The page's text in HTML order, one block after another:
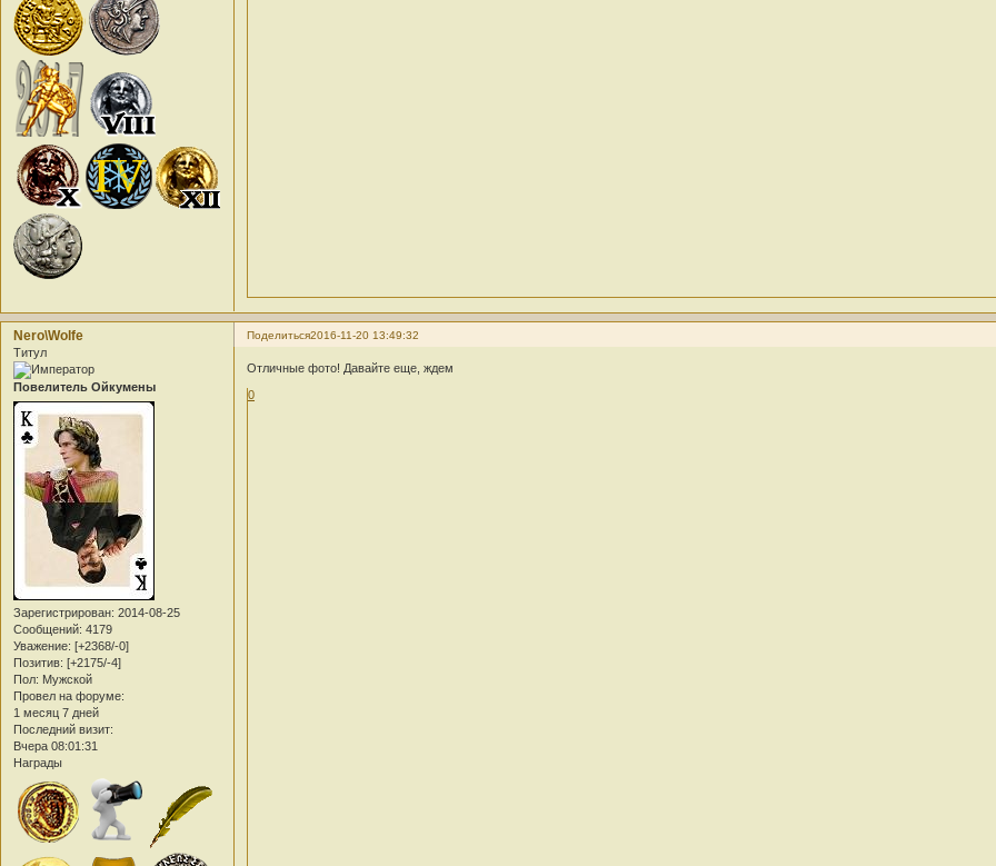
Поделиться2016-11-20 13:49:32
Nero\Wolfe
Титул
Повелитель Ойкумены
Зарегистрирован: 2014-08-25
Сообщений: 4179
Уважение: [+2368/-0]
Позитив: [+2175/-4]
Пол: Мужской
Провел на форуме:
1 месяц 7 дней
Последний визит:
Вчера 08:01:31
Награды
Отличные фото! Давайте еще, ждем
0